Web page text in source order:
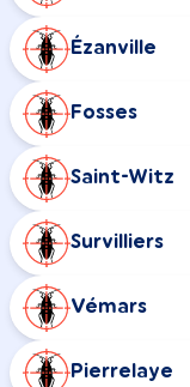
Ézanville
Fosses
Saint-Witz
Survilliers
Vémars
Pierrelaye